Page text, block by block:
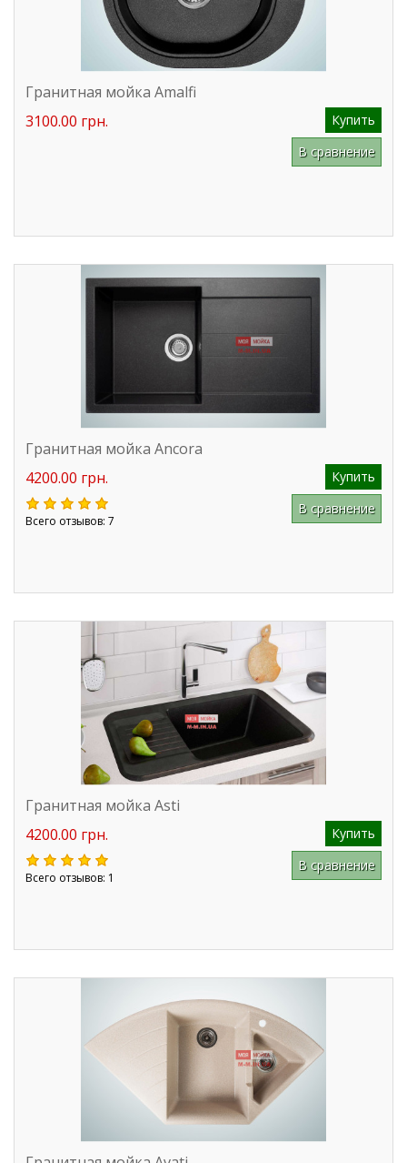
Гранитная мойка Amalfi
3100.00 грн.
Купить
В сравнение
Гранитная мойка Ancora
4200.00 грн.
Купить
Всего отзывов: 7
В сравнение
Гранитная мойка Asti
4200.00 грн.
Купить
Всего отзывов: 1
В сравнение